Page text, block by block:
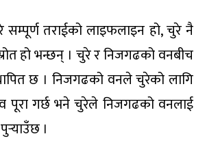
सम्पूर्ण तराईको लाइफलाइन हो, चुरे नै
हो भन्छन् । चुरे र निजगढको वनबीच
छ । निजगढको वनले चुरेको लागि
पूरा गर्छ भने चुरेले निजगढको वनलाई
।